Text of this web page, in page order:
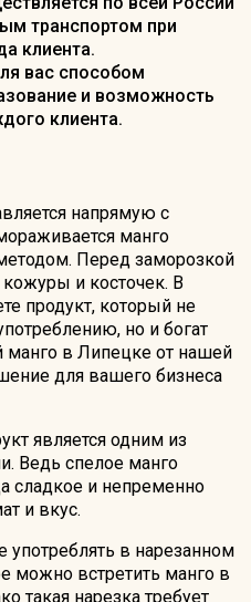
транспортом при
клиента.
вас способом
и возможность
клиента.
напрямую с
манго
Перед заморозкой
и косточек. В
продукт, который не
но и богат
в Липецке от нашей
для вашего бизнеса
является одним из
Ведь спелое манго
сладкое и непременно
и вкус.
в нарезанном
можно встретить манго в
такая нарезка требует